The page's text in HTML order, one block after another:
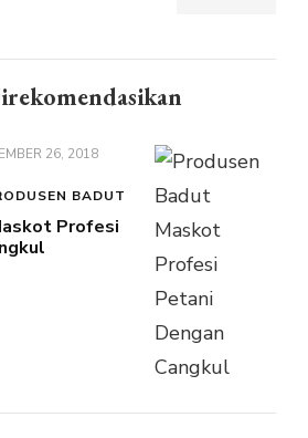
26, 2018
BADUT
Profesi